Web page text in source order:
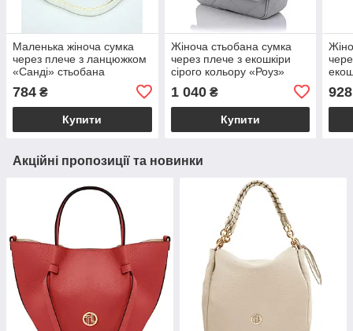
Маленька жіноча сумка
через плече з ланцюжком
«Санді» стьобана
екошкіра білого кольору
Welassie
784 ₴
Купити
Жіноча стьобана сумка
через плече з екошкіри
сірого кольору «Роуз»
1 040₴
Купити
928
Акційні пропозиції та новинки